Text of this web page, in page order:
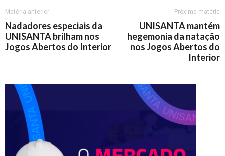
Matéria anterior
Nadadores especiais da
UNISANTA brilham nos
Jogos Abertos do Interior
Próxima matéria
UNISANTA mantém
hegemonia da natação
nos Jogos Abertos do
Interior